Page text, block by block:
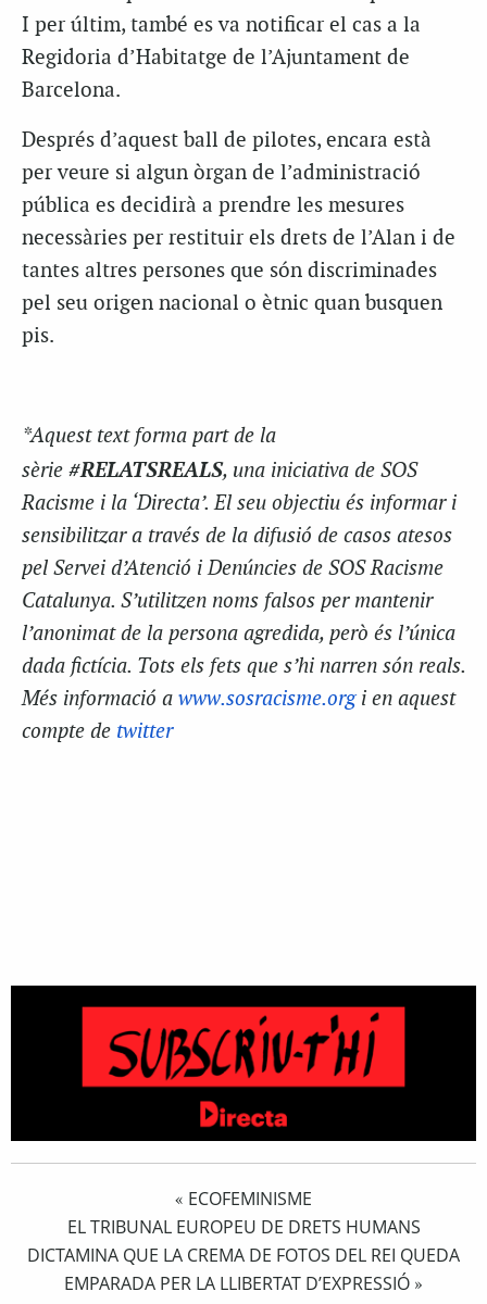
I per últim, també es va notificar el cas a la
Regidoria d’Habitatge de l’Ajuntament de
Barcelona.
Després d’aquest ball de pilotes, encara està
per veure si algun òrgan de l’administració
pública es decidirà a prendre les mesures
necessàries per restituir els drets de l’Alan i de
tantes altres persones que són discriminades
pel seu origen nacional o ètnic quan busquen
pis.
*Aquest text forma part de la
sèrie #RELATSREALS, una iniciativa de SOS
Racisme i la ‘Directa’. El seu objectiu és informar i
sensibilitzar a través de la difusió de casos atesos
pel Servei d’Atenció i Denúncies de SOS Racisme
Catalunya. S’utilitzen noms falsos per mantenir
l’anonimat de la persona agredida, però és l’única
dada fictícia. Tots els fets que s’hi narren són reals.
Més informació a www.sosracisme.orgi en aquest
compte de twitter
« ECOFEMINISME
EL TRIBUNAL EUROPEU DE DRETS HUMANS
DICTAMINA QUE LA CREMA DE FOTOS DEL REI QUEDA
EMPARADA PER LA LLIBERTAT D’EXPRESSIÓ »